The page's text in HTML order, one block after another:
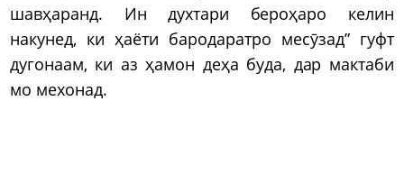
шавҳаранд. Ин духтари бероҳаро келин
накунед, ки ҳаёти бародаратро месӯзад” гуфт
дугонаам, ки аз ҳамон деҳа буда, дар мактаби
мо мехонад.